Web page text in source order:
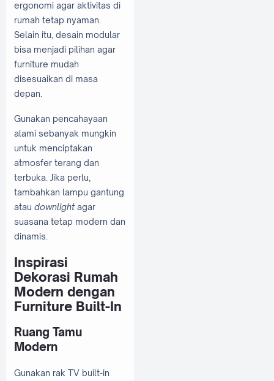
ergonomi agar aktivitas di
rumah tetap nyaman.
Selain itu, desain modular
bisa menjadi pilihan agar
furniture mudah
disesuaikan di masa
depan.
Gunakan pencahayaan
alami sebanyak mungkin
untuk menciptakan
atmosfer terang dan
terbuka. Jika perlu,
tambahkan lampu gantung
atau downlight agar
suasana tetap modern dan
dinamis.
Inspirasi
Dekorasi Rumah
Modern dengan
Furniture Built-In
Ruang Tamu
Modern
Gunakan rak TV built-in